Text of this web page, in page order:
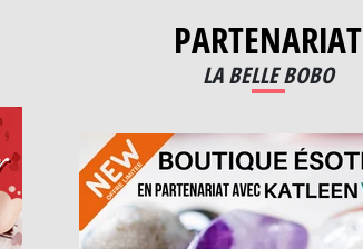
PARTENARIAT
LA BELLE BOBO